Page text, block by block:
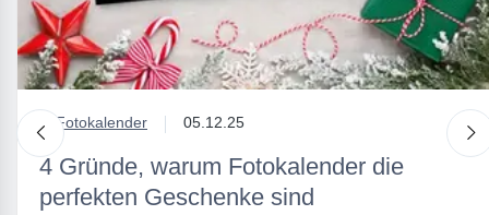
nach links
in Fotokalender 05.12.25
4 Gründe, warum Fotokalender die
perfekten Geschenke sind